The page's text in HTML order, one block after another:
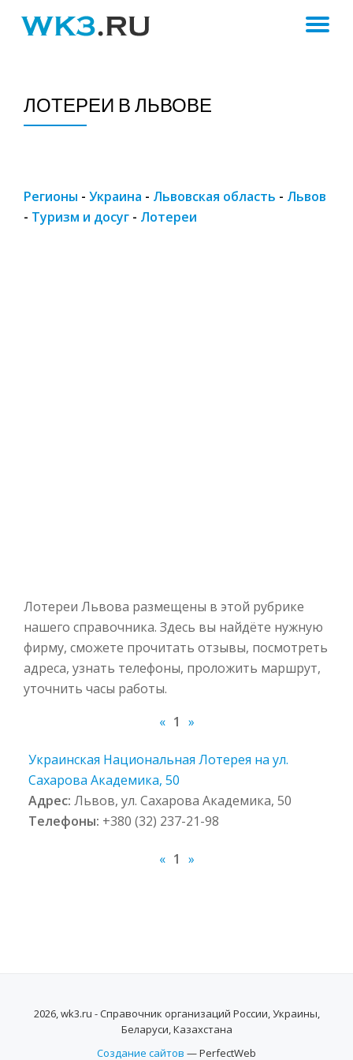
ЛОТЕРЕИ В ЛЬВОВЕ
Регионы - Украина - Львовская область - Львов
- Туризм и досуг - Лотереи
Лотереи Львова размещены в этой рубрике
нашего справочника. Здесь вы найдёте нужную
фирму, сможете прочитать отзывы, посмотреть
адреса, узнать телефоны, проложить маршрут,
уточнить часы работы.
« 1 »
Украинская Национальная Лотерея на ул.
Сахарова Академика, 50
Адрес:Львов, ул. Сахарова Академика, 50
Телефоны: +380 (32) 237-21-98
« 1 »
2026, wk3.ru - Справочник организаций России, Украины,
Беларуси, Казахстана
Создание сайтов — PerfectWeb